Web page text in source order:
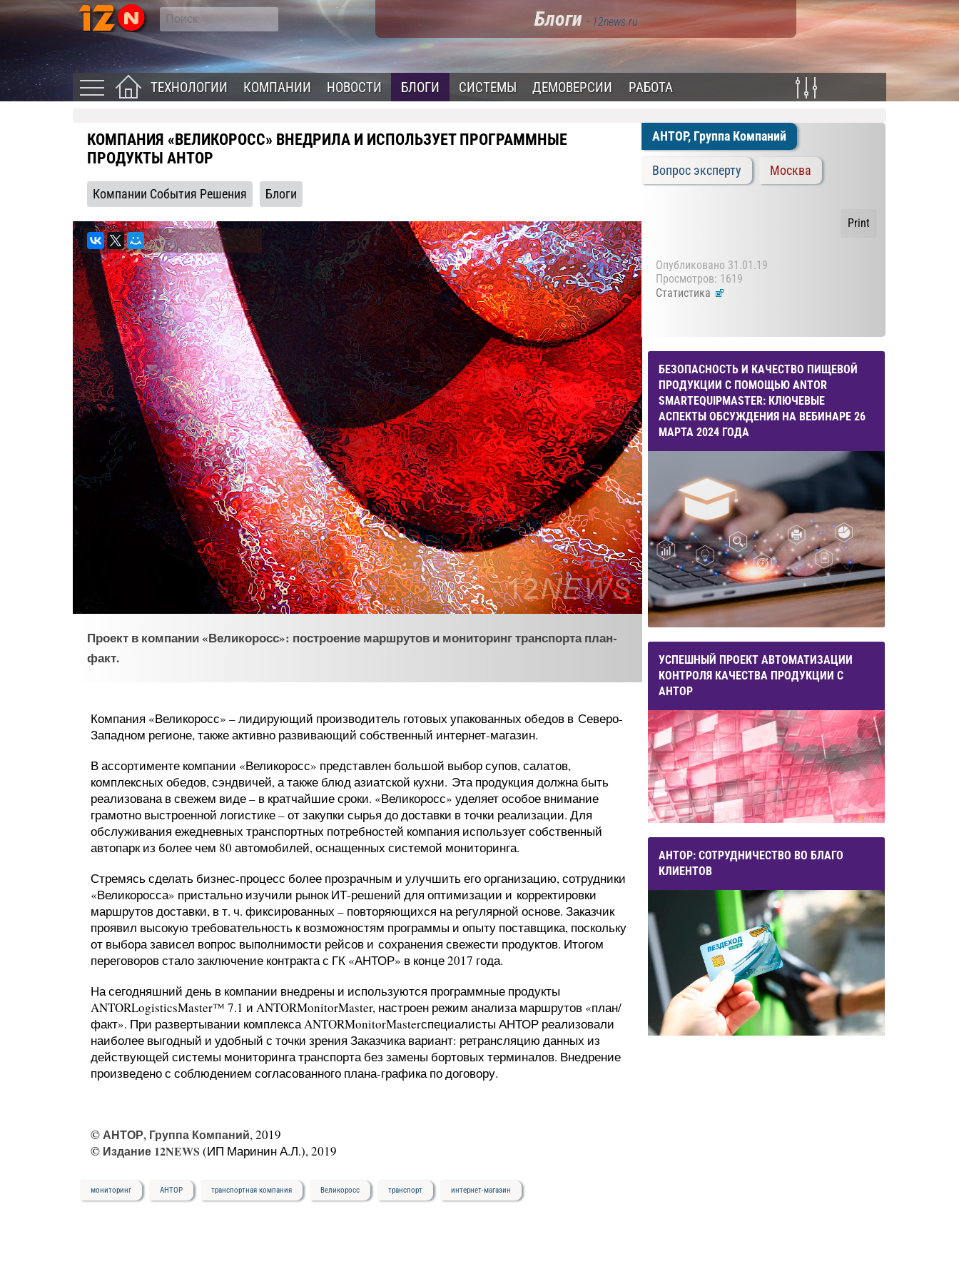
Блоги - 12news.ru
ТЕХНОЛОГИИ КОМПАНИИ НОВОСТИ БЛОГИ СИСТЕМЫ ДЕМОВЕРСИИ РАБОТА
КОМПАНИЯ «ВЕЛИКОРОСС» ВНЕДРИЛА И ИСПОЛЬЗУЕТ ПРОГРАММНЫЕ
ПРОДУКТЫ АНТОР
Компании События Решения Блоги
Проект в компании «Великоросс»: построение маршрутов и мониторинг транспорта план-
факт.
Компания «Великоросс» – лидирующий производитель готовых упакованных обедов в Северо-
Западном регионе, также активно развивающий собственный интернет-магазин.
В ассортименте компании «Великоросс» представлен большой выбор супов, салатов,
комплексных обедов, сэндвичей, а также блюд азиатской кухни. Эта продукция должна быть
реализована в свежем виде – в кратчайшие сроки. «Великоросс» уделяет особое внимание
грамотно выстроенной логистике – от закупки сырья до доставки в точки реализации. Для
обслуживания ежедневных транспортных потребностей компания использует собственный
автопарк из более чем 80 автомобилей, оснащенных системой мониторинга.
Стремясь сделать бизнес-процесс более прозрачным и улучшить его организацию, сотрудники
«Великоросса» пристально изучили рынок ИТ-решений для оптимизации и корректировки
маршрутов доставки, в т. ч. фиксированных – повторяющихся на регулярной основе. Заказчик
проявил высокую требовательность к возможностям программы и опыту поставщика, поскольку
от выбора зависел вопрос выполнимости рейсов и сохранения свежести продуктов. Итогом
переговоров стало заключение контракта с ГК «АНТОР» в конце 2017 года.
На сегодняшний день в компании внедрены и используются программные продукты
ANTORLogisticsMaster™ 7.1 и ANTORMonitorMaster, настроен режим анализа маршрутов «план/
факт». При развертывании комплекса ANTORMonitorMasterспециалисты АНТОР реализовали
наиболее выгодный и удобный с точки зрения Заказчика вариант: ретрансляцию данных из
действующей системы мониторинга транспорта без замены бортовых терминалов. Внедрение
произведено с соблюдением согласованного плана-графика по договору.
©АНТОР, Группа Компаний, 2019
© Издание 12NEWS (ИП Маринин А.Л.), 2019
мониторинг АНТОР транспортная компания Великоросс транспорт интернет-магазин
АНТОР, Группа Компаний
Вопрос эксперту Москва
Print
Опубликовано 31.01.19
Просмотров: 1619
Статистика
БЕЗОПАСНОСТЬ И КАЧЕСТВО ПИЩЕВОЙ
ПРОДУКЦИИ С ПОМОЩЬЮ ANTOR
SMARTEQUIPMASTER: КЛЮЧЕВЫЕ
АСПЕКТЫ ОБСУЖДЕНИЯ НА ВЕБИНАРЕ 26
МАРТА 2024 ГОДА
УСПЕШНЫЙ ПРОЕКТ АВТОМАТИЗАЦИИ
КОНТРОЛЯ КАЧЕСТВА ПРОДУКЦИИ С
АНТОР
АНТОР: СОТРУДНИЧЕСТВО ВО БЛАГО
КЛИЕНТОВ